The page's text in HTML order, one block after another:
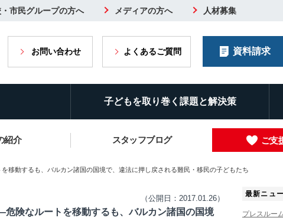
市民グループの方へ メディアの方へ 人材募集
お問い合わせ よくあるご質問 資料請求
子どもを取り巻く課題と解決策
紹介 スタッフブログ ご支
移動するも、バルカン諸国の国境で、違法に押し戻される難民・移民の子どもたち
（公開日：2017.01.26）
危険なルートを移動するも、バルカン諸国の国境
最新ニュ
プレスルー